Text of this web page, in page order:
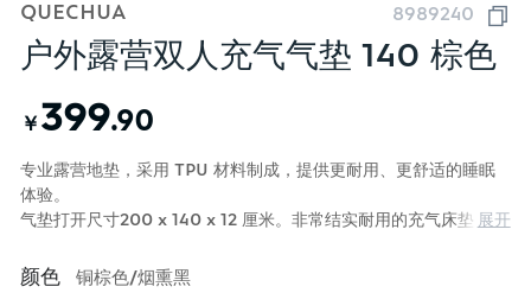
QUECHUA 8989240
户外露营双人充气气垫 140 棕色
￥ 399.90
专业露营地垫，采用 TPU 材料制成，提供更耐用、更舒适的睡眠
体验。
气垫打开尺寸200 x 140 x 12 厘米。非常结实耐用的充气床垫，不
展开
颜色 铜棕色/烟熏黑